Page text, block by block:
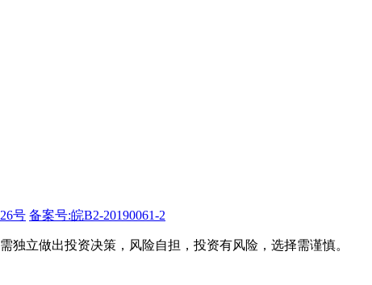
号 备案号:皖B2-20190061-2
立做出投资决策，风险自担，投资有风险，选择需谨慎。